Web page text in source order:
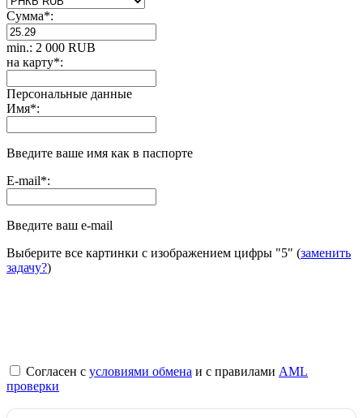
Сумма*:
min.: 2 000 RUB
на карту*:
Персональные данные
Имя*:
Введите ваше имя как в паспорте
E-mail*:
Введите ваш e-mail
Выберите все картинки с изображением цифры "5" (заменить
задачу?)
Согласен с условиями обмена и с правилами AML
проверки